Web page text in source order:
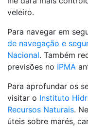
veleiro.
Para navegar em
de navegação e
Nacional. Também
previsões no IPMA
Para aprofundar os
visitar o Instituto
Recursos Naturais.
úteis sobre marés,